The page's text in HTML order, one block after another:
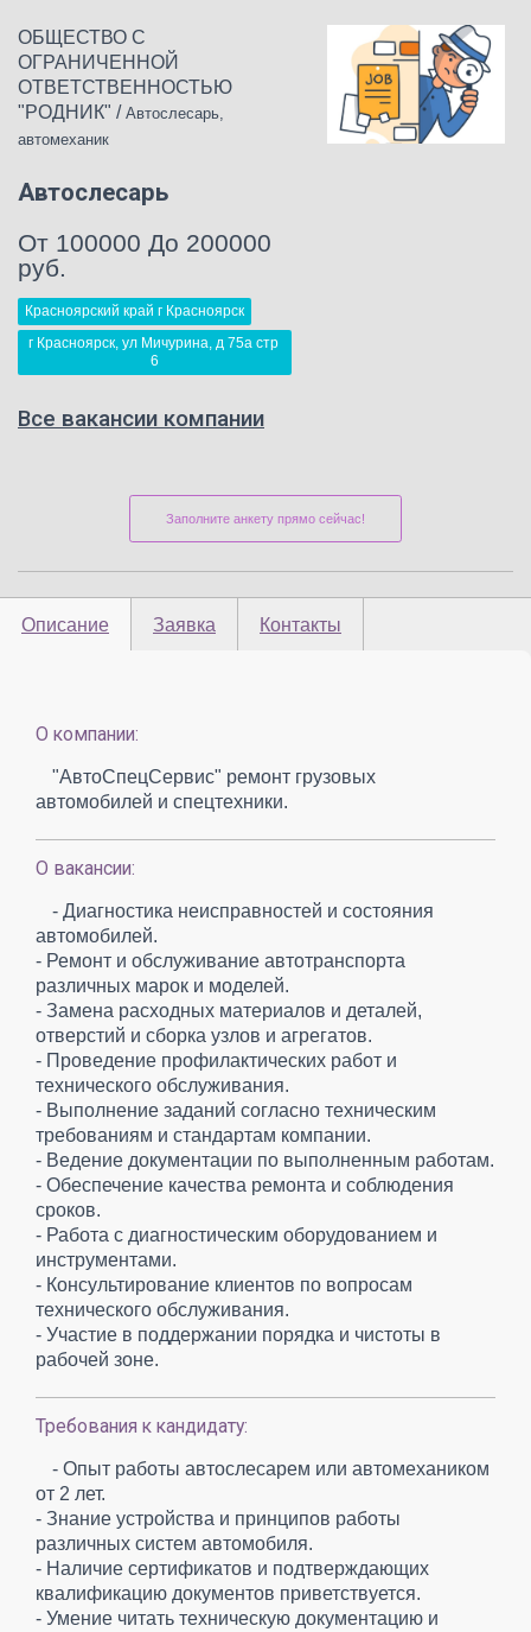
ОБЩЕСТВО С
ОГРАНИЧЕННОЙ
ОТВЕТСТВЕННОСТЬЮ
"РОДНИК" / Автослесарь,
автомеханик
Автослесарь
От 100000 До 200000
руб.
Красноярский край г Красноярск
г Красноярск, ул Мичурина, д 75а стр
6
Все вакансии компании
Заполните анкету прямо сейчас!
Описание Заявка Контакты
О компании:
"АвтоСпецСервис" ремонт грузовых
автомобилей и спецтехники.
О вакансии:
- Диагностика неисправностей и состояния
автомобилей.
- Ремонт и обслуживание автотранспорта
различных марок и моделей.
- Замена расходных материалов и деталей,
отверстий и сборка узлов и агрегатов.
- Проведение профилактических работ и
технического обслуживания.
- Выполнение заданий согласно техническим
требованиям и стандартам компании.
- Ведение документации по выполненным работам.
- Обеспечение качества ремонта и соблюдения
сроков.
- Работа с диагностическим оборудованием и
инструментами.
- Консультирование клиентов по вопросам
технического обслуживания.
- Участие в поддержании порядка и чистоты в
рабочей зоне.
Требования к кандидату:
- Опыт работы автослесарем или автомехаником
от 2 лет.
- Знание устройства и принципов работы
различных систем автомобиля.
- Наличие сертификатов и подтверждающих
квалификацию документов приветствуется.
- Умение читать техническую документацию и